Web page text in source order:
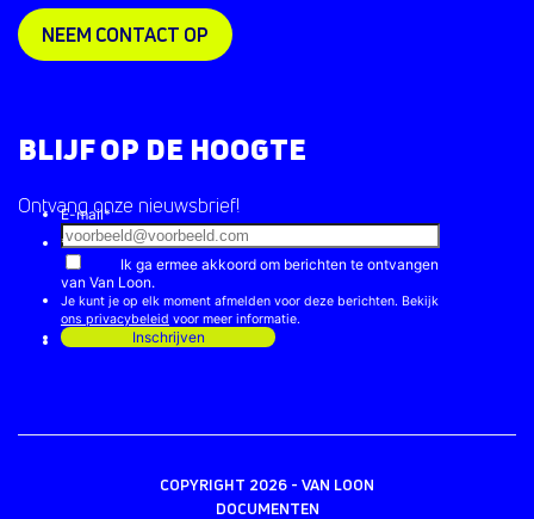
BLIJF OP DE HOOGTE
Ontvang onze nieuwsbrief!
NEEM CONTACT OP
COPYRIGHT 2026 - VAN LOON
DOCUMENTEN